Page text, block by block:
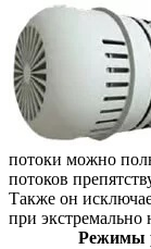
потоки можно
потоков
Также он
при экстремально
Режимы